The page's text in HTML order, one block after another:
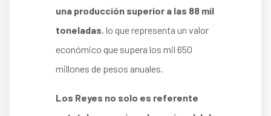
una producción superior a las 88 mil
toneladas, lo que representa un valor
económico que supera los mil 650
millones de pesos anuales.
Los Reyes no solo es referente